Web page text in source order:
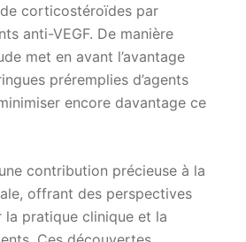
corticostéroïdes par
anti-VEGF. De manière
met en avant l’avantage
préremplies d’agents
encore davantage ce
contribution précieuse à la
offrant des perspectives
la pratique clinique et la